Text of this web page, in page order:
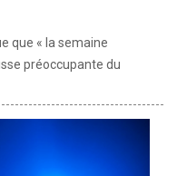
que « la semaine
préoccupante du